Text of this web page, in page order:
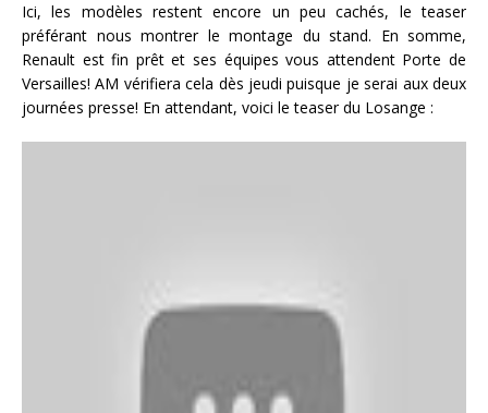
Ici, les modèles restent encore un peu cachés, le teaser
préférant nous montrer le montage du stand. En somme,
Renault est fin prêt et ses équipes vous attendent Porte de
Versailles! AM vérifiera cela dès jeudi puisque je serai aux deux
journées presse! En attendant, voici le teaser du Losange :